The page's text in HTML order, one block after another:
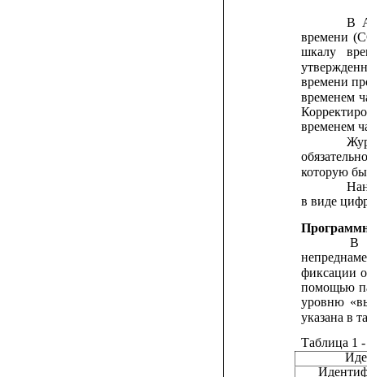
В
времени
шкалу
времени
временем
временем
которую
в виде
В
фиксации
помощью
уровню
указана в
Таблица 1 -